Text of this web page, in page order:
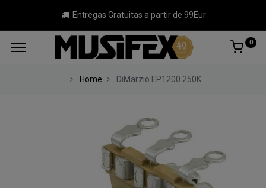
Entregas Gratuitas a partir de 99Eur
0
Home DiMarzio EP1200 250K